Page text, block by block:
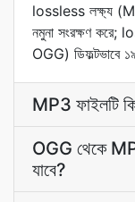
lossless লক্ষ্য
নমুনা সংরক্ষণ
OGG) ডিফল্টভাবে
MP3 ফাইলটি কি
OGG থেকে
যাবে?